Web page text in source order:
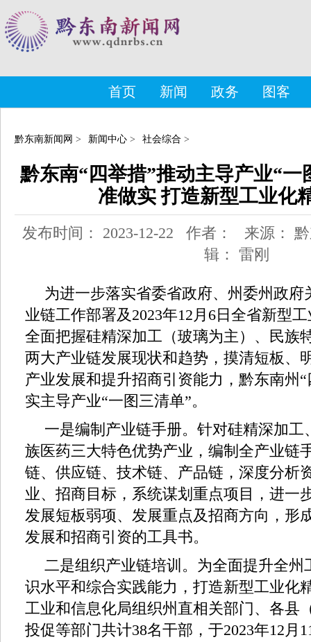
首页 新闻 政务 图客
黔东南新闻网 > 新闻中心 > 社会综合 >
黔东南“四举措”推动主导产业“一
准做实 打造新型工业化
发布时间： 2023-12-22 作者： 来源：
辑： 雷刚
为进一步落实省委省政府、州委州政府
业链工作部署及2023年12月6日全省新型
全面把握硅精深加工（玻璃为主）、民族
两大产业链发展现状和趋势，摸清短板、
产业发展和提升招商引资能力，黔东南州
实主导产业“一图三清单”。
一是编制产业链手册。针对硅精深加工
族医药三大特色优势产业，编制全产业链
链、供应链、技术链、产品链，深度分析
业、招商目标，系统谋划重点项目，进一
发展短板弱项、发展重点及招商方向，形
发展和招商引资的工具书。
二是组织产业链培训。为全面提升全州
识水平和综合实践能力，打造新型工业化
工业和信息化局组织州直相关部门、各县
投促等部门共计38名干部，于2023年12月